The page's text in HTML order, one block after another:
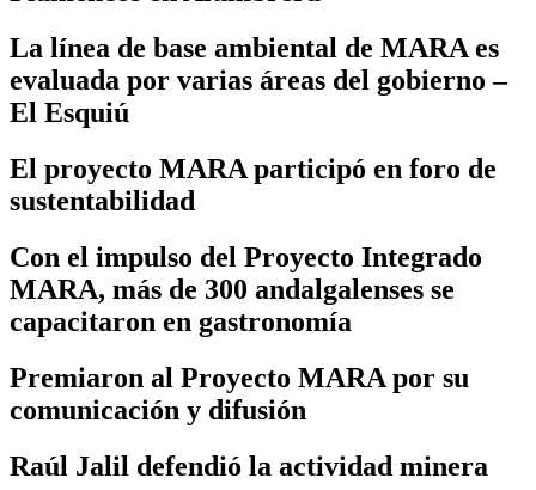
La línea de base ambiental de MARA es
evaluada por varias áreas del gobierno –
El Esquiú
El proyecto MARA participó en foro de
sustentabilidad
Con el impulso del Proyecto Integrado
MARA, más de 300 andalgalenses se
capacitaron en gastronomía
Premiaron al Proyecto MARA por su
comunicación y difusión
Raúl Jalil defendió la actividad minera